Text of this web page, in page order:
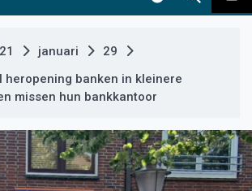
januari
29
heropening banken in kleinere
missen hun bankkantoor